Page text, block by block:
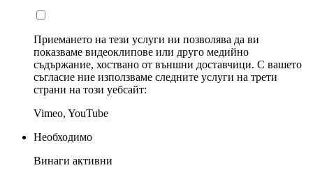
Приемането на тези услуги ни позволява да ви
показваме видеоклипове или друго медийно
съдържание, хоствано от външни доставчици. С вашето
съгласие ние използваме следните услуги на трети
страни на този уебсайт:
Vimeo, YouTube
Необходимо
Винаги активни